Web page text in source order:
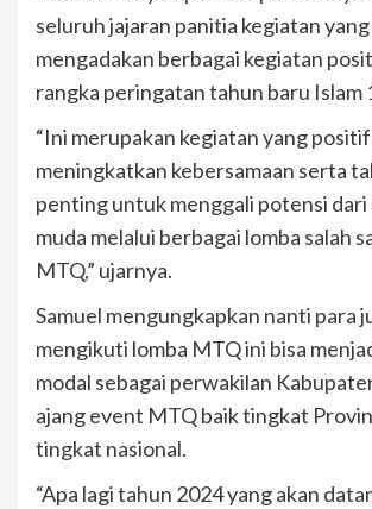
seluruh jajaran panitia kegiatan
mengadakan berbagai kegiatan
rangka peringatan tahun baru Islam
“Ini merupakan kegiatan yang
meningkatkan kebersamaan serta
penting untuk menggali potensi dari
muda melalui berbagai lomba salah
MTQ,” ujarnya.
Samuel mengungkapkan nanti para
mengikuti lomba MTQ ini bisa
modal sebagai perwakilan
ajang event MTQ baik tingkat
tingkat nasional.
“Apa lagi tahun 2024 yang akan